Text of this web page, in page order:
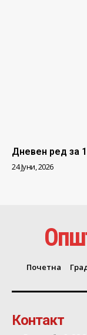
Дневен ред за
24 Јуни, 2026
Почетна
Контакт